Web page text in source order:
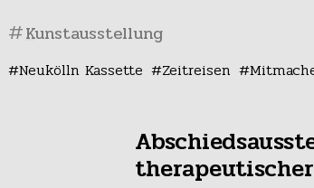
#
Neukölln Kassette Zeitreisen